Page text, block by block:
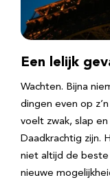
Een lelijk
Wachten. Bijna
dingen even op
voelt zwak, slap
Daadkrachtig zijn.
niet altijd de
nieuwe